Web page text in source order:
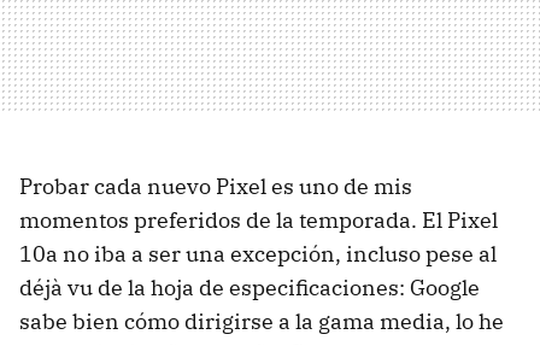
Probar cada nuevo Pixel es uno de mis
momentos preferidos de la temporada. El Pixel
10a no iba a ser una excepción, incluso pese al
déjà vu de la hoja de especificaciones: Google
sabe bien cómo dirigirse a la gama media, lo he